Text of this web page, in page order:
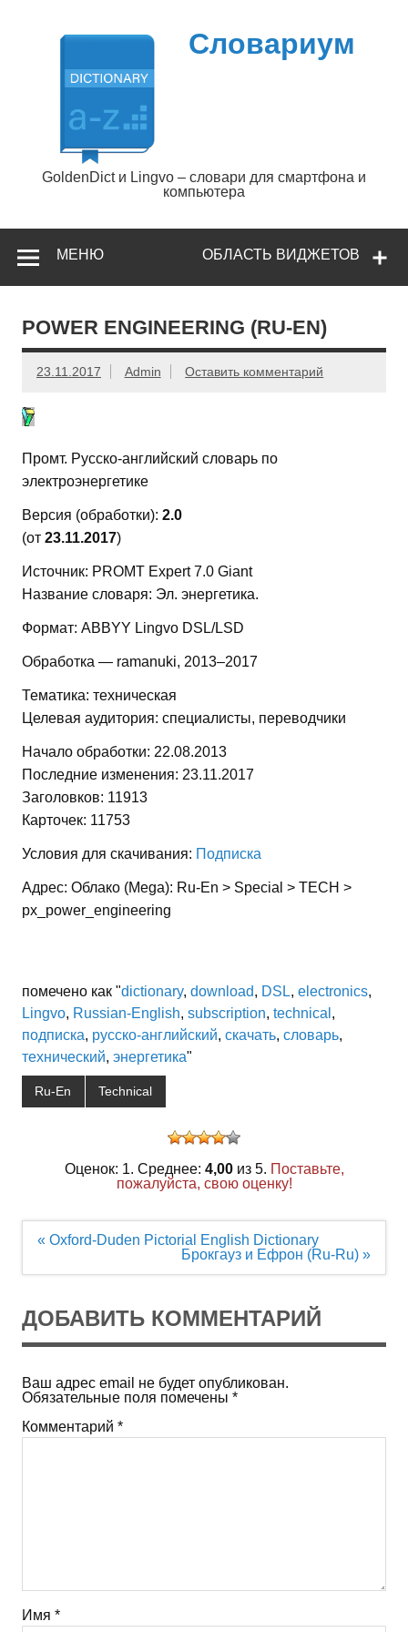
содержимому
Словариум
GoldenDict и Lingvo – словари для смартфона и
компьютера
ОБЛАСТЬ ВИДЖЕТОВ
МЕНЮ
POWER ENGINEERING (RU-EN)
23.11.2017 Admin Оставить комментарий
Промт. Русско-английский словарь по
электроэнергетике
Версия (обработки): 2.0
(от 23.11.2017)
Источник: PROMT Expert 7.0 Giant
Название словаря: Эл. энергетика.
Формат: ABBYY Lingvo DSL/LSD
Обработка — ramanuki, 2013–2017
Тематика: техническая
Целевая аудитория: специалисты, переводчики
Начало обработки: 22.08.2013
Последние изменения: 23.11.2017
Заголовков: 11913
Карточек: 11753
Условия для скачивания: Подписка
Адрес: Облако (Mega): Ru-En > Special > TECH >
px_power_engineering
помечено как "dictionary, download, DSL, electronics,
Lingvo, Russian-English, subscription, technical ,
подписка, русско-английский, скачать, словарь,
технический, энергетика"
Ru-En Technical
Оценок: 1. Среднее: 4,00из 5. Поставьте,
пожалуйста, свою оценку!
Навигация
« Oxford-Duden Pictorial English Dictionary
Брокгауз и Ефрон (Ru-Ru) »
ДОБАВИТЬ КОММЕНТАРИЙ
Ваш адрес email не будет опубликован.
Обязательные поля помечены *
Комментарий *
Имя *